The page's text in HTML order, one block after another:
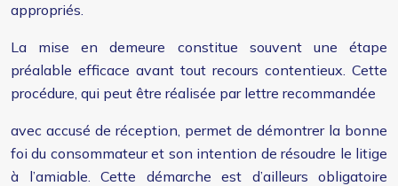
appropriés.
La mise en demeure constitue souvent une étape
préalable efficace avant tout recours contentieux. Cette
procédure, qui peut être réalisée par lettre recommandée
avec accusé de réception, permet de démontrer la bonne
foi du consommateur et son intention de résoudre le litige
à l’amiable. Cette démarche est d’ailleurs obligatoire